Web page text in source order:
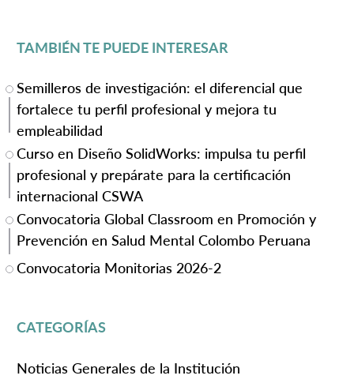
TAMBIÉN TE PUEDE INTERESAR
Semilleros de investigación: el diferencial que
fortalece tu perfil profesional y mejora tu
empleabilidad
Curso en Diseño SolidWorks: impulsa tu perfil
profesional y prepárate para la certificación
internacional CSWA
Convocatoria Global Classroom en Promoción y
Prevención en Salud Mental Colombo Peruana
Convocatoria Monitorias 2026-2
CATEGORÍAS
Noticias Generales de la Institución